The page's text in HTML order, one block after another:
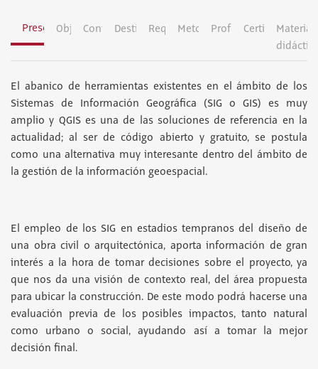
Presentación
ObjetivosContenidosDestinatariosRequisitosMetodologíaProfesoradoCertificación
Material
El abanico de herramientas existentes en el ámbito de los
Sistemas de Información Geográfica (SIG o GIS) es muy
amplio y QGIS es una de las soluciones de referencia en la
actualidad; al ser de código abierto y gratuito, se postula
como una alternativa muy interesante dentro del ámbito de
la gestión de la información geoespacial.
El empleo de los SIG en estadios tempranos del diseño de
una obra civil o arquitectónica, aporta información de gran
interés a la hora de tomar decisiones sobre el proyecto, ya
que nos da una visión de contexto real, del área propuesta
para ubicar la construcción. De este modo podrá hacerse una
evaluación previa de los posibles impactos, tanto natural
como urbano o social, ayudando así a tomar la mejor
decisión final.